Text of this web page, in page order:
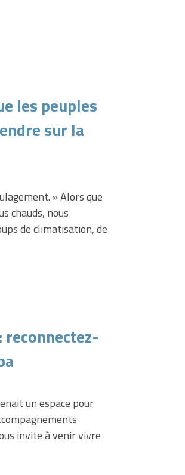
les peuples
sur la
chauds, nous
de climatisation, de
reconnectez-
un espace pour
invite à venir vivre